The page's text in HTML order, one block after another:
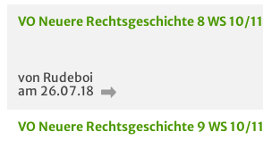
VO Neuere Rechtsgeschichte 8 WS 10/11
von Rudeboi
am 26.07.18
VO Neuere Rechtsgeschichte 9 WS 10/11